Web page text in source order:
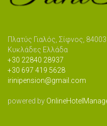
Πλατύς Γιαλός, Σίφνος, 84003
Κυκλάδες Ελλάδα
+30 22840 28937
+30 697 419 5628
irinipension@gmail.com
powered by